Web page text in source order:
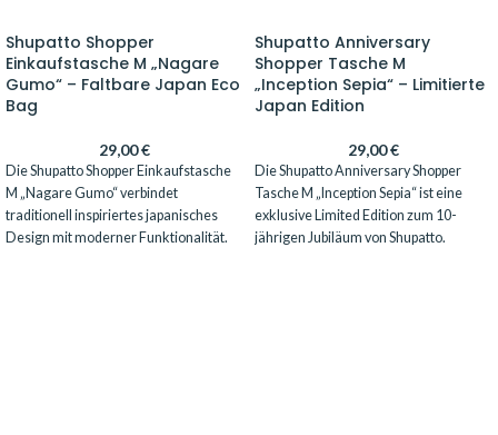
Shupatto Shopper
Einkaufstasche M „Nagare
Gumo“ – Faltbare Japan Eco
Bag
29,00€
Die Shupatto Shopper Einkaufstasche
M „Nagare Gumo“ verbindet
traditionell inspiriertes japanisches
Design mit moderner Funktionalität.
Shupatto Anniversary
Shopper Tasche M
„Inception Sepia“ – Limitierte
Japan Edition
29,00€
Die Shupatto Anniversary Shopper
Tasche M „Inception Sepia“ ist eine
exklusive Limited Edition zum 10-
jährigen Jubiläum von Shupatto.